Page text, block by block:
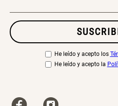
He leído y acepto los
He leído y acepto la